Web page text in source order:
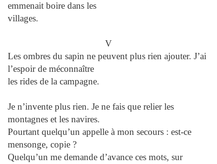
emmenait boire dans les
villages.
V
Les ombres du sapin ne peuvent plus rien ajouter. J’ai
l’espoir de méconnaître
les rides de la campagne.
Je n’invente plus rien. Je ne fais que relier les
montagnes et les navires.
Pourtant quelqu’un appelle à mon secours : est-ce
mensonge, copie ?
Quelqu’un me demande d’avance ces mots, sur